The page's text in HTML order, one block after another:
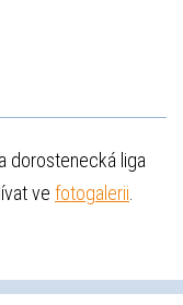
dorostenecká liga
ve fotogalerii.